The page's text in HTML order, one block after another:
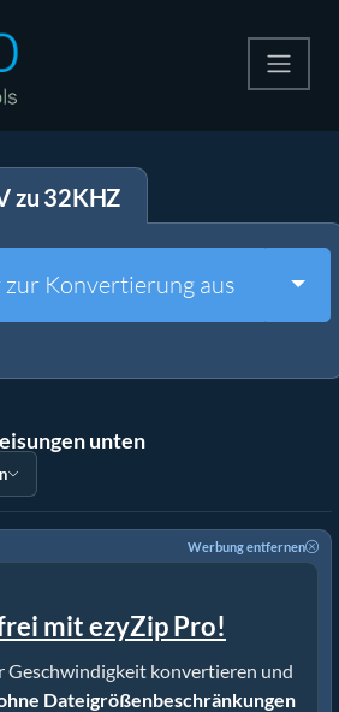
zu 32KHZ
zur Konvertierung aus
unten
Werbung entfernen
mit ezyZip Pro!
Geschwindigkeit konvertieren und
Dateigrößenbeschränkungen